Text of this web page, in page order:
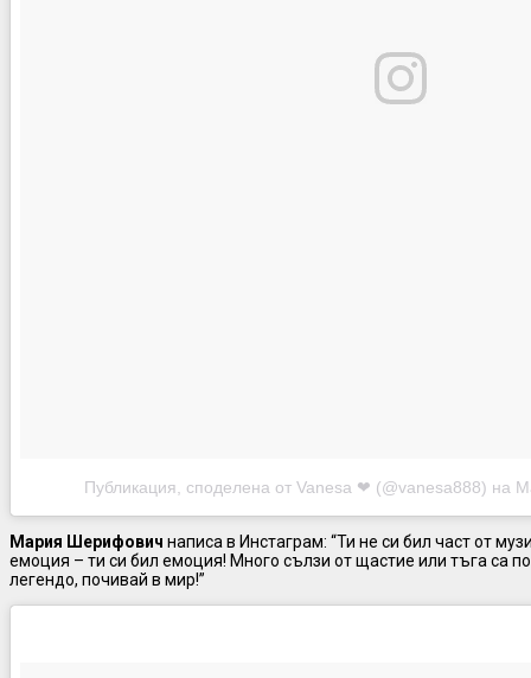
Публикация, споделена от Vanesa ❤ (@vanesa888) на
Мария Шерифович написа в Инстаграм: “Ти не си бил част от
емоция – ти си бил емоция! Много сълзи от щастие или тъга са
легендо, почивай в мир!”